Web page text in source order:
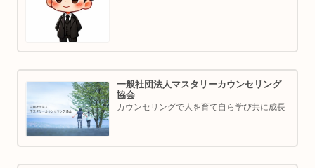
一般社団法人マスタリーカウンセリング
協会
カウンセリングで人を育て自ら学び共に成長